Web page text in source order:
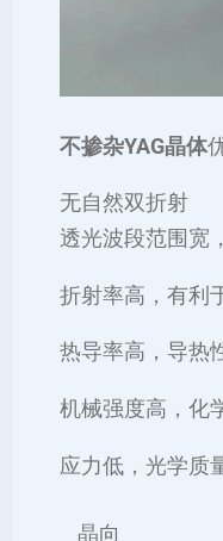
不掺杂YAG晶体
无自然双折射
透光波段范围宽
折射率高，有利
热导率高，导热
机械强度高，化
应力低，光学质
晶向